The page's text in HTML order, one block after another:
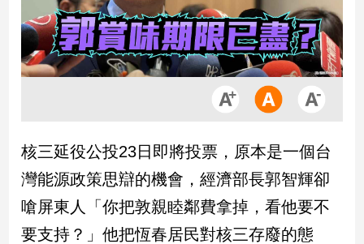
房
地
產
點
政
治
政
核三延役公投23日即將投票，原本是一個台
灣能源政策思辯的機會，經濟部長郭智輝卻
嗆屏東人「你把敦親睦鄰費拿掉，看他要不
要支持？」他把恆春居民對核三存廢的態